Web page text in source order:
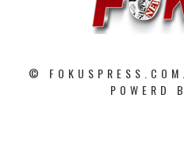
©
POWERD